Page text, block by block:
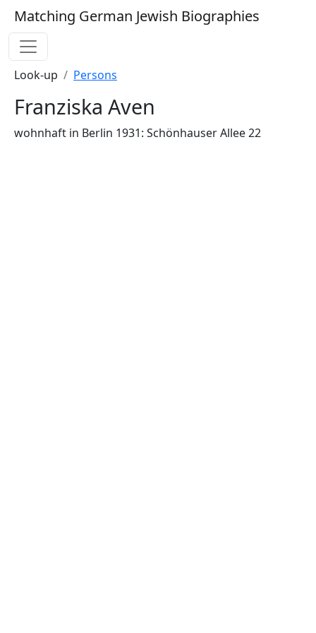
Matching German Jewish Biographies
Look-up Persons
Franziska Aven
wohnhaft in Berlin 1931: Schönhauser Allee 22